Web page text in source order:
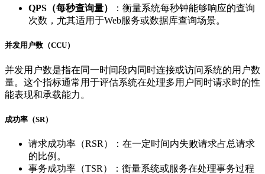
QPS（每秒查询量）
：衡量系统每秒钟能够响应的查询
次数，尤其适用于Web服务或数据库查询场景。
并发用户数（CCU）
并发用户数是指在同一时间段内同时连接或访问系统的用户数
量。这个指标通常用于评估系统在处理多用户同时请求时的性
能表现和承载能力。
成功率（SR）
请求成功率（RSR）：在一定时间内失败请求占总请求
的比例。
事务成功率（TSR）：衡量系统或服务在处理事务过程